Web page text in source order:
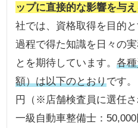
ップに直接的な影響を与
社では、資格取得を目的
過程で得た知識を日々の
とを期待しています。各
額）は以下のとおりです
円（※店舗検査員に選任さ
一級自動車整備士：